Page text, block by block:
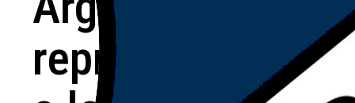
representarán